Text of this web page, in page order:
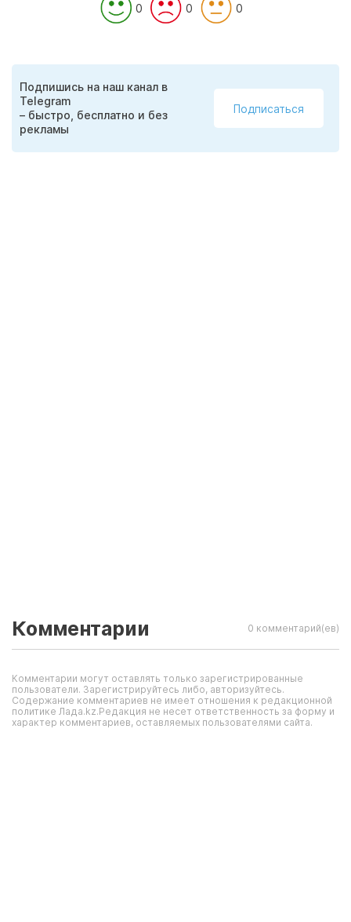
0 0 0
Подпишись на наш канал в
Telegram
– быстро, бесплатно и без
рекламы
Подписаться
Комментарии 0 комментарий(ев)
Комментарии могут оставлять только зарегистрированные
пользователи. Зарегистрируйтесь либо, авторизуйтесь.
Содержание комментариев не имеет отношения к редакционной
политике Лада.kz.Редакция не несет ответственность за форму и
характер комментариев, оставляемых пользователями сайта.